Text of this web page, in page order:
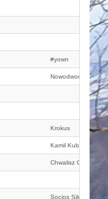
#yown
Nowodworekgo
Krokus
Kamil Kubus I Tata
Chwalisz Czy Nie
Socios Silesia